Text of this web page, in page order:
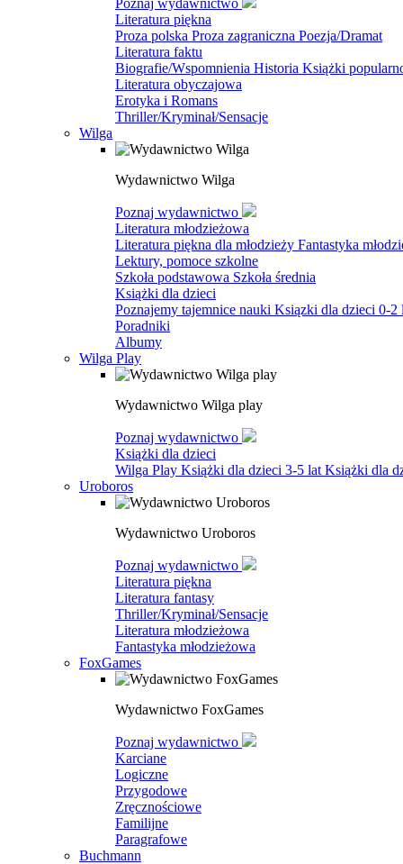
Poznaj wydawnictwo
Literatura piękna
Proza polska Proza zagraniczna Poezja/Dramat
Literatura faktu
Biografie/Wspomnienia Historia Książki
Literatura obyczajowa
Erotyka i Romans
Thriller/Kryminał/Sensacje
Wilga
Wydawnictwo Wilga
Poznaj wydawnictwo
Literatura młodzieżowa
Literatura piękna dla młodzieży Fantastyka
Lektury, pomoce szkolne
Szkoła podstawowa Szkoła średnia
Książki dla dzieci
Poznajemy tajemnice nauki Ksiązki dla dzieci 0-2
Poradniki
Albumy
Wilga Play
Wydawnictwo Wilga play
Poznaj wydawnictwo
Książki dla dzieci
Wilga Play Książki dla dzieci 3-5 lat Książki dla
Uroboros
Wydawnictwo Uroboros
Poznaj wydawnictwo
Literatura piękna
Literatura fantasy
Thriller/Kryminał/Sensacje
Literatura młodzieżowa
Fantastyka młodzieżowa
FoxGames
Wydawnictwo FoxGames
Poznaj wydawnictwo
Karciane
Logiczne
Przygodowe
Zręcznościowe
Familijne
Paragrafowe
Buchmann